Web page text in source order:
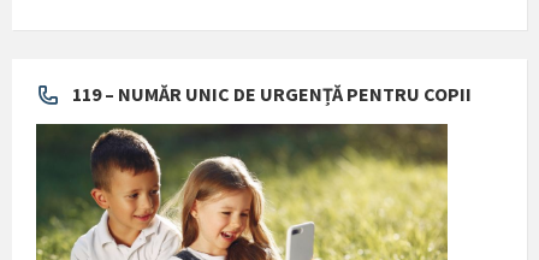
119 – NUMĂR UNIC DE URGENȚĂ PENTRU COPII